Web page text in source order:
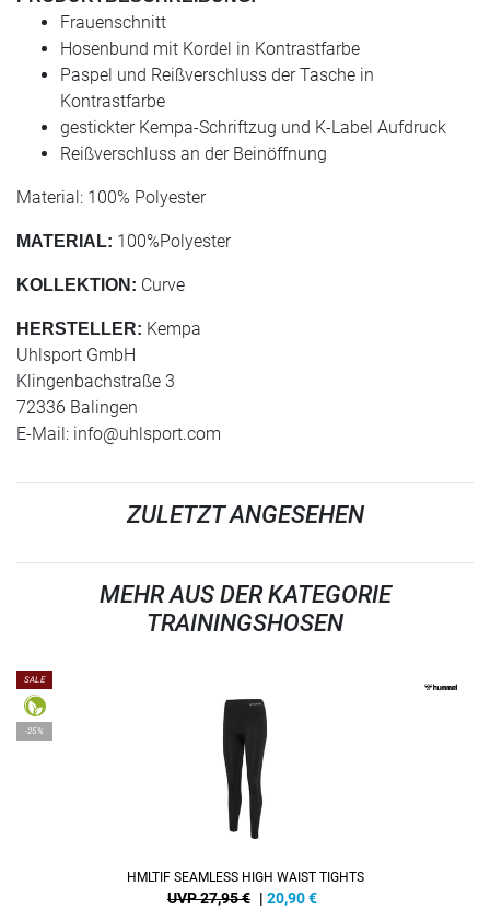
Frauenschnitt
Hosenbund mit Kordel in Kontrastfarbe
Paspel und Reißverschluss der Tasche in
Kontrastfarbe
gestickter Kempa-Schriftzug und K-Label Aufdruck
Reißverschluss an der Beinöffnung
Material: 100% Polyester
MATERIAL: 100%Polyester
KOLLEKTION: Curve
HERSTELLER: Kempa
Uhlsport GmbH
Klingenbachstraße 3
72336 Balingen
E-Mail: info@uhlsport.com
ZULETZT ANGESEHEN
MEHR AUS DER KATEGORIE
TRAININGSHOSEN
SALE
-25%
HMLTIF SEAMLESS HIGH WAIST TIGHTS
UVP 27,95 € | 20,90€